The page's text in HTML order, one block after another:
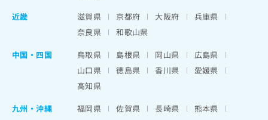
近畿
滋賀県 京都府 大阪府
兵庫県
奈良県
和歌山県
中国・四国
鳥取県 島根県 岡山県
広島県
山口県
徳島県 香川県
愛媛県
高知県
九州・沖縄
福岡県 佐賀県 長崎県
熊本県